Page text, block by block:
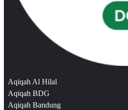
Aqiqah Al Hilal
Aqiqah BDG
Aqiqah Bandung